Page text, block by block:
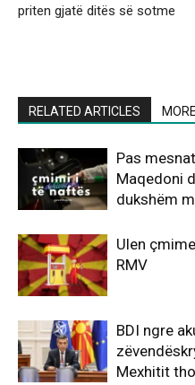
priten gjatë ditës së sotme
RELATED ARTICLES
Pas
Maqedoni
dukshëm
Ulen
RMV
BDI ngre
Mexhitit